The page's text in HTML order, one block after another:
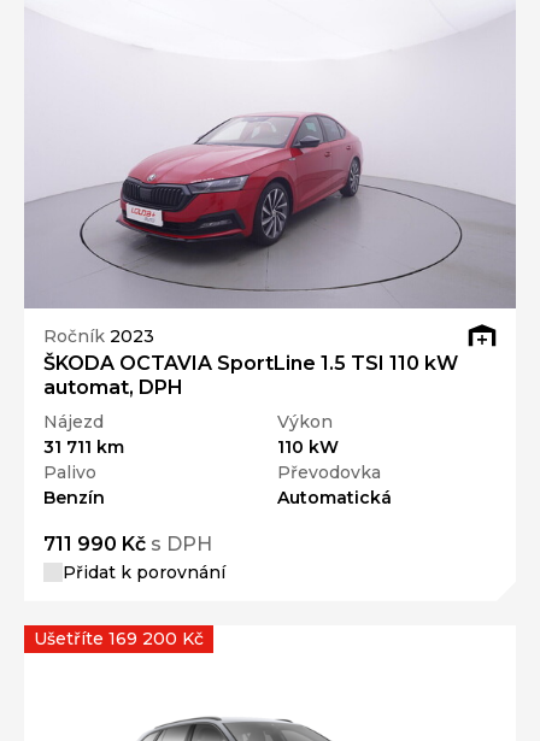
Ročník 2023
ŠKODA OCTAVIA SportLine 1.5 TSI 110 kW
automat, DPH
Nájezd
31 711 km
Výkon
110 kW
Palivo
Benzín
Převodovka
Automatická
711 990 Kč s DPH
Přidat k porovnání
Ušetříte 169 200 Kč